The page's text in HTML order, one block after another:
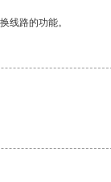
线路的功能。